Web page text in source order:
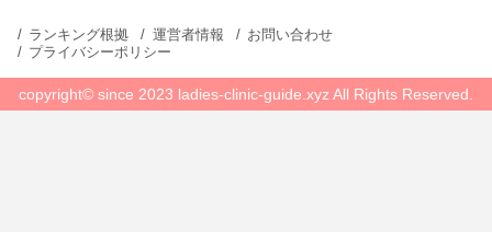
ランキング根拠 運営者情報
お問い合わせ
プライバシーポリシー
copyright© since 2023 ladies-clinic-guide.xyz All Rights Reserved.